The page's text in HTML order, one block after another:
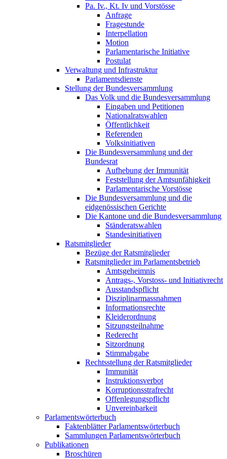
Pa. Iv., Kt. Iv und Vorstösse
Anfrage
Fragestunde
Interpellation
Motion
Parlamentarische Initiative
Postulat
Verwaltung und Infrastruktur
Parlamentsdienste
Stellung der Bundesversammlung
Das Volk und die Bundesversammlung
Eingaben und Petitionen
Nationalratswahlen
Öffentlichkeit
Referenden
Volksinitiativen
Die Bundesversammlung und der
Bundesrat
Aufhebung der Immunität
Feststellung der Amtsunfähigkeit
Parlamentarische Vorstösse
Die Bundesversammlung und die
eidgenössischen Gerichte
Die Kantone und die Bundesversammlung
Ständeratswahlen
Standesinitiativen
Ratsmitglieder
Bezüge der Ratsmitglieder
Ratsmitglieder im Parlamentsbetrieb
Amtsgeheimnis
Antrags-, Vorstoss- und Initiativrecht
Ausstandspflicht
Disziplinarmassnahmen
Informationsrechte
Kleiderordnung
Sitzungsteilnahme
Rederecht
Sitzordnung
Stimmabgabe
Rechtsstellung der Ratsmitglieder
Immunität
Instruktionsverbot
Korruptionsstrafrecht
Offenlegungspflicht
Unvereinbarkeit
Parlamentswörterbuch
Faktenblätter Parlamentswörterbuch
Sammlungen Parlamentswörterbuch
Publikationen
Broschüren